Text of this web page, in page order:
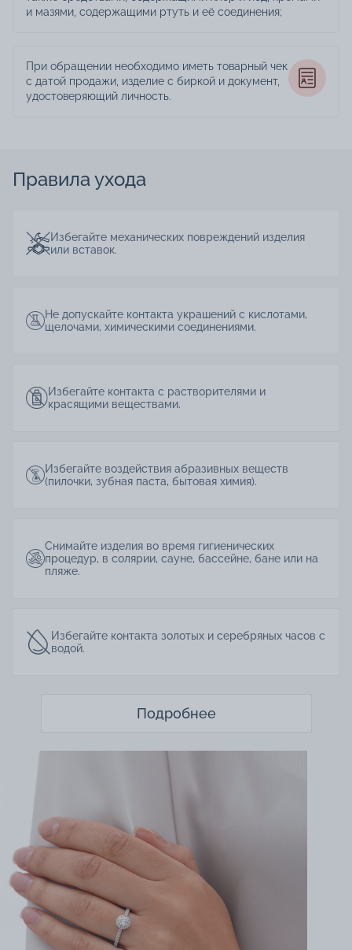
и мазями, содержащими ртуть и её соединения;
При обращении необходимо иметь товарный чек
с датой продажи, изделие с биркой и документ,
удостоверяющий личность.
Правила ухода
Избегайте механических повреждений изделия
или вставок.
Не допускайте контакта украшений с кислотами,
щелочами, химическими соединениями.
Избегайте контакта с растворителями и
красящими веществами.
Избегайте воздействия абразивных веществ
(пилочки, зубная паста, бытовая химия).
Снимайте изделия во время гигиенических
процедур, в солярии, сауне, бассейне, бане или на
пляже.
Избегайте контакта золотых и серебряных часов с
водой.
Подробнее